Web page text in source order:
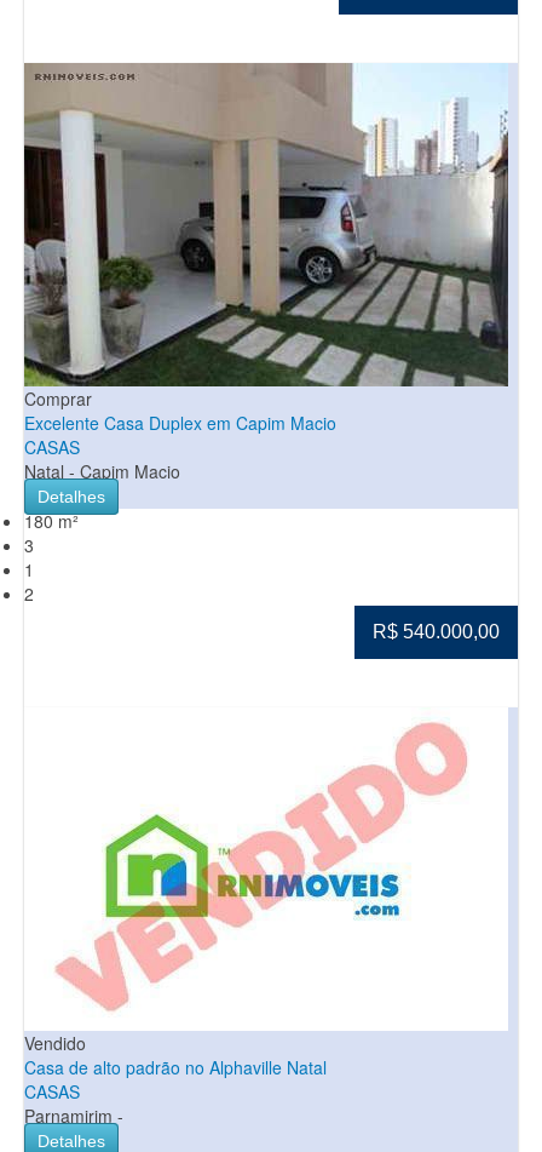
Comprar
Excelente Casa Duplex em Capim Macio
CASAS
Natal - Capim Macio
Detalhes
180 m²
3
1
2
R$ 540.000,00
Vendido
Casa de alto padrão no Alphaville Natal
CASAS
Parnamirim -
Detalhes